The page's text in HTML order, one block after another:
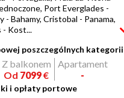
Port Everglades -
Bahamy, Cristobal - Panama,
- Kost...
poszczególnych kategorii
Z balkonem
Od 7099€
Apartament
-
i opłaty portowe